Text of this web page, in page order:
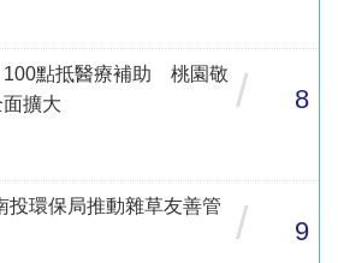
100點抵醫療補助 桃園敬
擴大
/ 8
環保局推動雜草友善管
/ 9